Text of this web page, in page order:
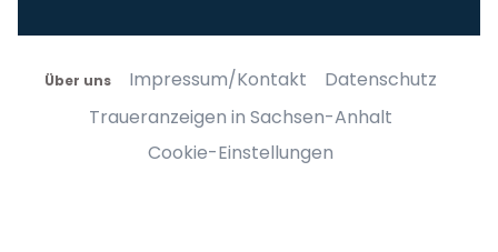
Über uns Impressum/Kontakt
Datenschutz
Traueranzeigen in Sachsen-Anhalt
Cookie-Einstellungen